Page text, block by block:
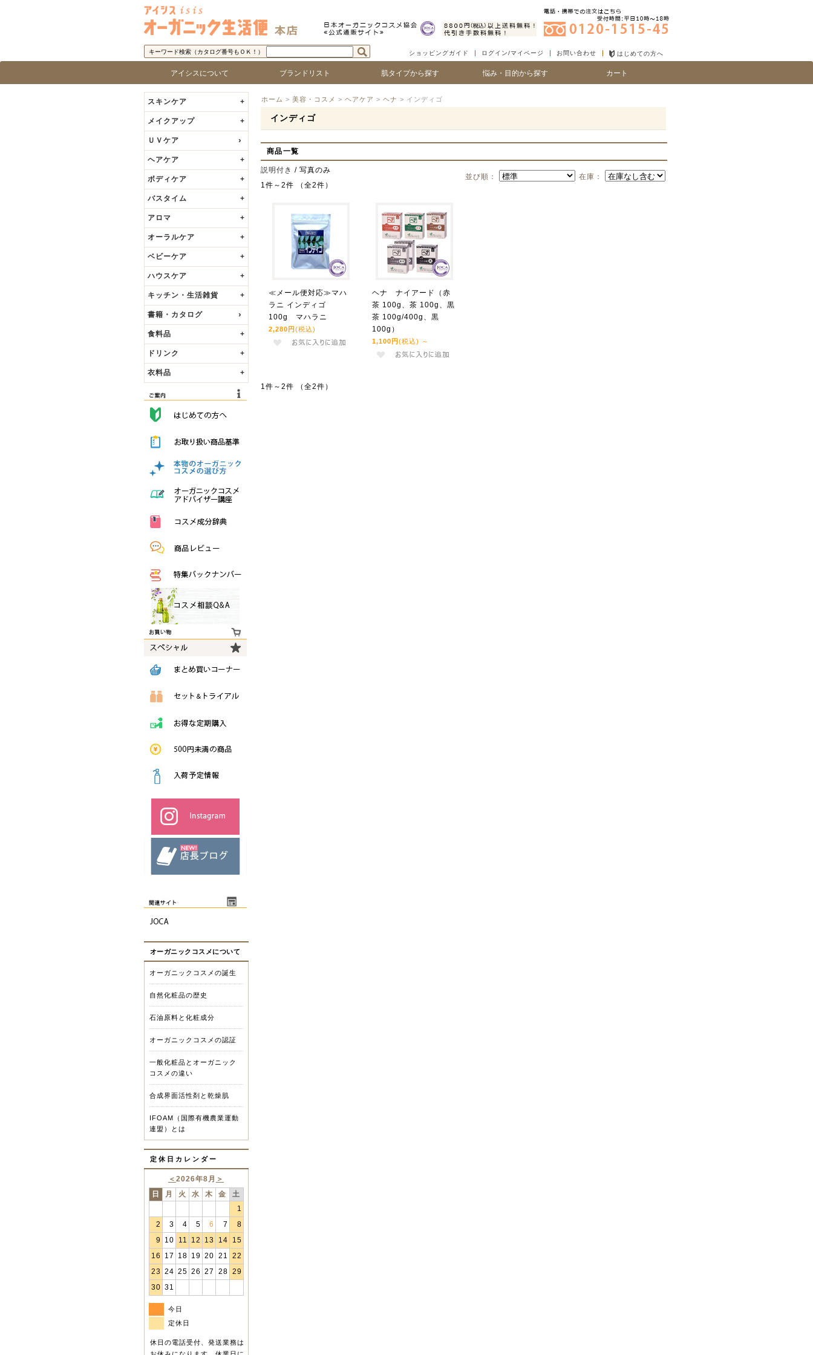
キーワード検索（カタログ番号もＯＫ！） ショッピングガイド ログイン/マイページ お問い合わせ はじめての方へ
アイシスについて
アイシス「オーガニック生活便」について
ブランドリスト
ロゴで探す
ブランド名で探す
肌タイプから探す
乾燥肌
敏感肌
脂性肌
混合肌
年齢肌
ベビー
悩み・目的から探す カート
スキンケア +
メイクアップ +
ＵＶケア
ヘアケア +
ボディケア +
バスタイム +
アロマ +
オーラルケア +
ベビーケア +
ハウスケア +
キッチン・生活雑貨 +
書籍・カタログ
食料品 +
ドリンク +
衣料品 +
オーガニックコスメについて
オーガニックコスメの誕生
自然化粧品の歴史
石油原料と化粧成分
オーガニックコスメの認証
一般化粧品とオーガニック
コスメの違い
合成界面活性剤と乾燥肌
IFOAM（国際有機農業運動
連盟）とは
定休日カレンダー
＜ 2026年8月 ＞
日
月 火 水 木 金
土
1
2
3 4 5 6 7
8
9 10 11 12 13 14
15
16
17 18 19 20 21
22
23 24 25 26 27 28 29
30 31
今日
定休日
休日の電話受付、発送業務は
ホーム > 美容・コスメ > ヘアケア > ヘナ > インディゴ
インディゴ
商品一覧
在庫：
並び順：
説明付き / 写真のみ
1件～2件 （全2件）
≪メール便対応≫マハ
ラニ インディゴ
100g マハラニ
2,280円 (税込)
ヘナ ナイアード（赤
茶 100g、茶 100g、黒
茶 100g/400g、黒
100g）
1,100円 (税込) ～
1件～2件 （全2件）